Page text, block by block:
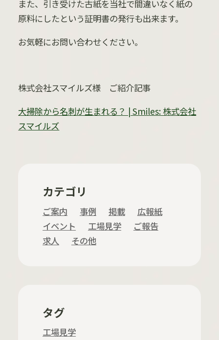
また、引き受けた古紙を当社で間違いなく紙の
原料にしたという証明書の発行も出来ます。
お気軽にお問い合わせください。
株式会社スマイルズ様 ご紹介記事
大掃除から名刺が生まれる？ | Smiles: 株式会社
スマイルズ
カテゴリ
ご案内 事例 掲載
広報紙
イベント
工場見学
ご報告
求人
その他
タグ
工場見学